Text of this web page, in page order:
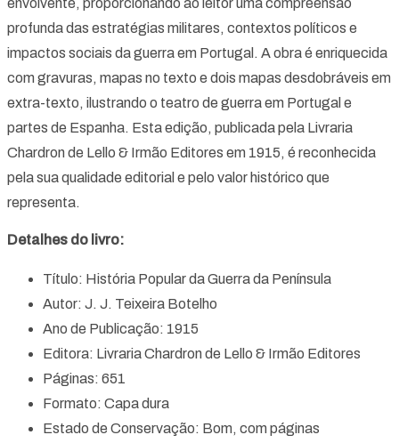
envolvente, proporcionando ao leitor uma compreensão
profunda das estratégias militares, contextos políticos e
impactos sociais da guerra em Portugal. A obra é enriquecida
com gravuras, mapas no texto e dois mapas desdobráveis em
extra-texto, ilustrando o teatro de guerra em Portugal e
partes de Espanha. Esta edição, publicada pela Livraria
Chardron de Lello & Irmão Editores em 1915, é reconhecida
pela sua qualidade editorial e pelo valor histórico que
representa.
Detalhes do livro:
Título: História Popular da Guerra da Península
Autor: J. J. Teixeira Botelho
Ano de Publicação: 1915
Editora: Livraria Chardron de Lello & Irmão Editores
Páginas: 651
Formato: Capa dura
Estado de Conservação: Bom, com páginas